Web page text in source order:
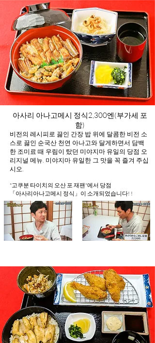
아사리 아나고메시 정식2,300엔(부가세 포
함)
비전의 레시피로 끓인 간장 밥 위에 달콤한 비전 소
스로 끓인 순국산 천연 아나고와 달게하면서 담백
한 조미료 때 우림이 탔던 미야지마 유일의 당점 오
리지널 메뉴. 미야지마 유일한 그 맛을 꼭 즐겨 주십
시오.
"고쿠분 타이치의 오산 포 재팬"에서 당점
​「아사리아나고메시 정식」이 소개되었습니다! !